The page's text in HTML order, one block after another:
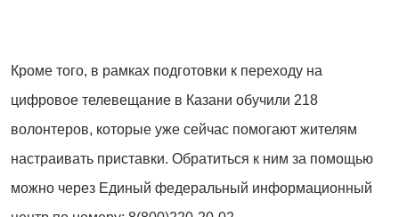
Кроме того, в рамках подготовки к переходу на
цифровое телевещание в Казани обучили 218
волонтеров, которые уже сейчас помогают жителям
настраивать приставки. Обратиться к ним за помощью
можно через Единый федеральный информационный